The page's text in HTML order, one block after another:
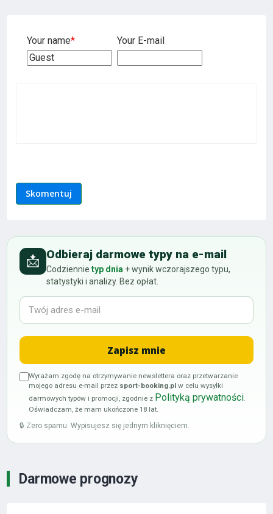
Darmowe prognozy
Your name* Your E-mail
📩 Odbieraj darmowe typy na e-mail
Codziennietyp dnia + wynik wczorajszego typu,
statystyki i analizy. Bez opłat.
Wyrażam zgodę na otrzymywanie newslettera oraz przetwarzanie
mojego adresu e-mail przez sport-booking.pl w celu wysyłki
darmowych typów i promocji, zgodnie z Polityką prywatności.
Oświadczam, że mam ukończone 18 lat.
🔒 Zero spamu. Wypisujesz się jednym kliknięciem.